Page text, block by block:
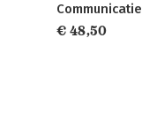
Communicatie
€ 48,50